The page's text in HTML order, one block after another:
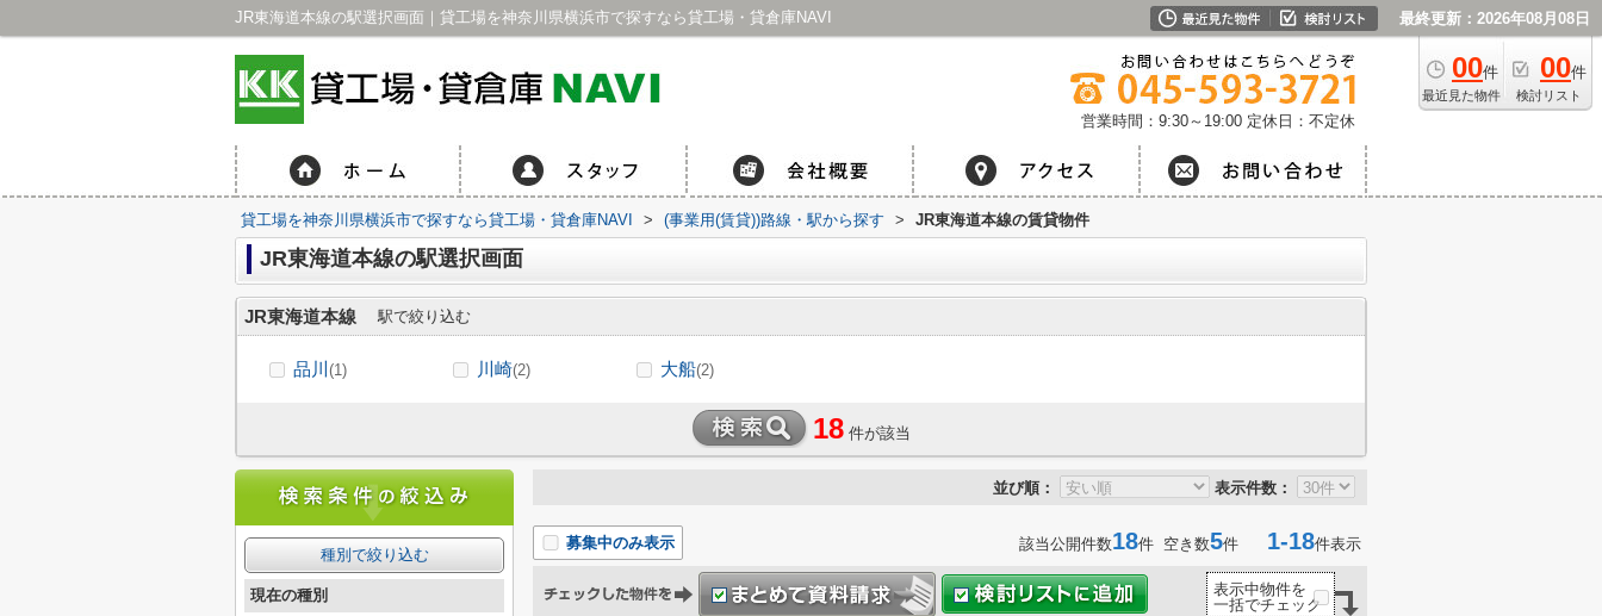
JR東海道本線の駅選択画面｜貸工場を神奈川県横浜市で探すなら貸工場・貸倉庫NAVI 最終更新：2026年08月08日
00件
最近見た物件
00件
検討リスト
営業時間：9:30～19:00 定休日：不定休
貸工場を神奈川県横浜市で探すなら貸工場・貸倉庫NAVI > (事業用(賃貸))路線・駅から探す > JR東海道本線の賃貸物件
JR東海道本線の駅選択画面
JR東海道本線 駅で絞り込む
品川 (1) 川崎(2) 大船(2)
18 件が該当
並び順： 表示件数：
募集中のみ表示 該当公開件数18件 空き数5件 1-18件表示
表示中物件を
一括でチェック
種別で絞り込む
現在の種別